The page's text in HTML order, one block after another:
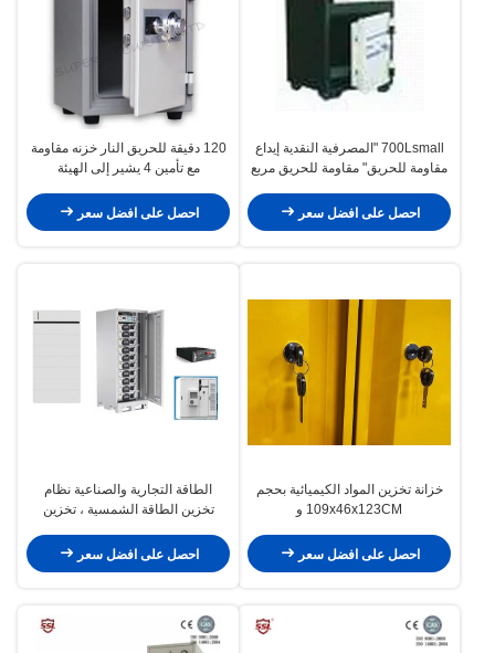
700Lsmall "المصرفية النقدية إيداع
مقاومة للحريق" مقاومة للحريق مربع
احصل على افضل سعر
120 دقيقة للحريق النار خزنه مقاومة
مع تأمين 4 يشير إلى الهيئة
احصل على افضل سعر
خزانة تخزين المواد الكيميائية بحجم
109x46x123CM و
109x86x165CM لتخزين المواد
الخطرة
احصل على افضل سعر
الطاقة التجارية والصناعية نظام
تخزين الطاقة الشمسية ، تخزين
بالبطاريات
احصل على افضل سعر